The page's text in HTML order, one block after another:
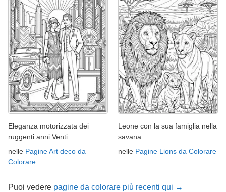
Eleganza motorizzata dei
ruggenti anni Venti
nelle Pagine Art deco da
Colorare
Leone con la sua famiglia nella
savana
nelle Pagine Lions da Colorare
Puoi vedere pagine da colorare più recenti qui →